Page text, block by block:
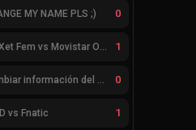
MY NAME PLS ;) 0
SunXet Fem vs Movistar Optix Fem 1
Cambiar información del Team 0
vs Fnatic 1